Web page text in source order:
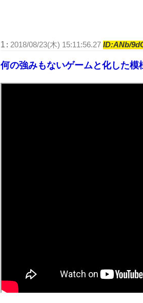
1 : 2018/08/23(木) 15:11:56.27 ID:ANb/
何の強みもないゲームと化した模